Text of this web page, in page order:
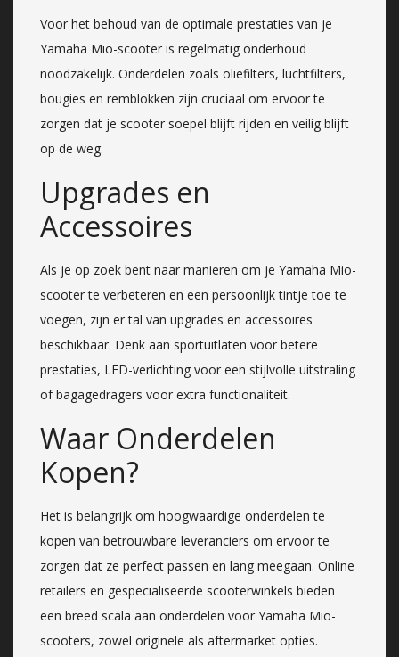
Voor het behoud van de optimale prestaties van je
Yamaha Mio-scooter is regelmatig onderhoud
noodzakelijk. Onderdelen zoals oliefilters, luchtfilters,
bougies en remblokken zijn cruciaal om ervoor te
zorgen dat je scooter soepel blijft rijden en veilig blijft
op de weg.
Upgrades en
Accessoires
Als je op zoek bent naar manieren om je Yamaha Mio-
scooter te verbeteren en een persoonlijk tintje toe te
voegen, zijn er tal van upgrades en accessoires
beschikbaar. Denk aan sportuitlaten voor betere
prestaties, LED-verlichting voor een stijlvolle uitstraling
of bagagedragers voor extra functionaliteit.
Waar Onderdelen
Kopen?
Het is belangrijk om hoogwaardige onderdelen te
kopen van betrouwbare leveranciers om ervoor te
zorgen dat ze perfect passen en lang meegaan. Online
retailers en gespecialiseerde scooterwinkels bieden
een breed scala aan onderdelen voor Yamaha Mio-
scooters, zowel originele als aftermarket opties.